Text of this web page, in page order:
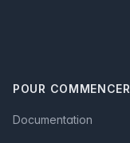
POUR COMMENCER
Documentation